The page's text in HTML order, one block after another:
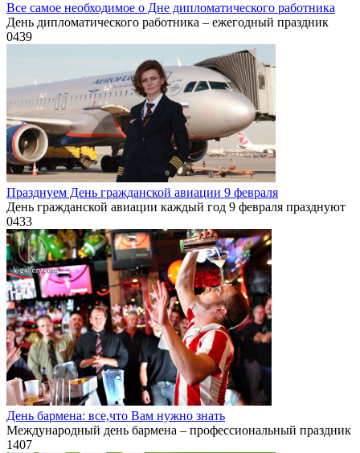
Все самое необходимое о Дне дипломатического работника
День дипломатического работника – ежегодный праздник
0439
Празднуем День гражданской авиации 9 февраля
День гражданской авиации каждый год 9 февраля празднуют
0433
День бармена: все,что Вам нужно знать
Международный день бармена – профессиональный праздник
1407